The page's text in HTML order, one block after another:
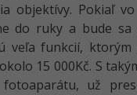
objektívy. Pokiaľ
do ruky a bude sa
veľa funkcií, ktorým
15 000Kč. S
už